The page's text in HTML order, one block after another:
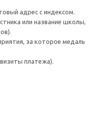
адрес с индексом.
или название школы,
за которое медаль
платежа).